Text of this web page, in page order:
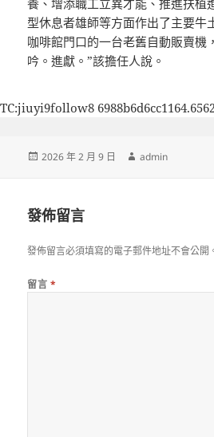
養、增添職工立異才能、推進扶植
型休息者雄師等方面作出了主要牛
咖啡館門口的一台老舊自動販賣機
吟。進獻。”該擔任人說。
TC:jiuyi9follow8
發
2026 年 2 月 9 日
作
admin
發佈留言
發佈留言必須填寫的電子郵件地址不會公開
留言 *